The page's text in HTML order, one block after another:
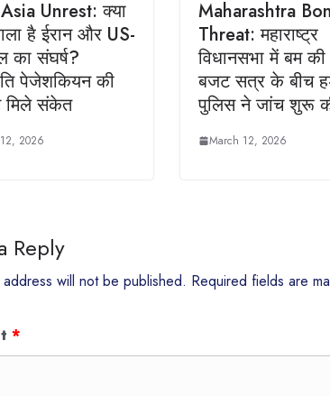
Unrest: क्या
है ईरान और US-
का संघर्ष?
पेजेशकियन की
मिले संकेत
2026
Maharashtra
Threat: महाराष्ट्र
विधानसभा में बम
बजट सत्र के बीच
पुलिस ने जांच शुरू
March 12, 2026
Reply
address will not be published. Required fields are
*